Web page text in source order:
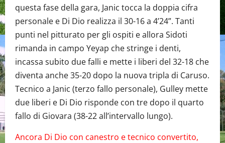
questa fase della gara, Janic tocca la doppia cifra
personale e Di Dio realizza il 30-16 a 4’24”. Tanti
punti nel pitturato per gli ospiti e allora Sidoti
rimanda in campo Yeyap che stringe i denti,
incassa subito due falli e mette i liberi del 32-18 che
diventa anche 35-20 dopo la nuova tripla di Caruso.
Tecnico a Janic (terzo fallo personale), Gulley mette
due liberi e Di Dio risponde con tre dopo il quarto
fallo di Giovara (38-22 all’intervallo lungo).
Ancora Di Dio con canestro e tecnico convertito,